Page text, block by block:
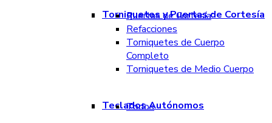
Torniquetes y Puertas de Cortesía
Puertas de Cortesía
Refacciones
Torniquetes de Cuerpo
Completo
Torniquetes de Medio Cuerpo
Teclados Autónomos
Todos